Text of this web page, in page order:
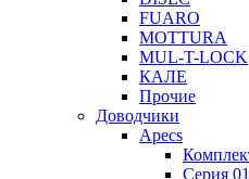
FUARO
MOTTURA
MUL-T-LOCK
КАЛЕ
Прочие
Доводчики
Apecs
Серия 01